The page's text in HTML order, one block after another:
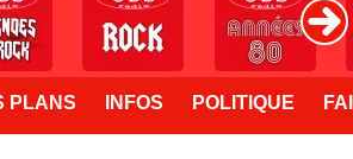
PLANS INFOS POLITIQUE